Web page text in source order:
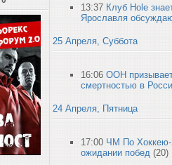
13:37 Клуб Hole
Ярославля
25 Апреля, Суббота
16:06 ООН
смертностью в
24 Апреля, Пятница
17:00 ЧМ По Хоккею-
ожидании побед (20)